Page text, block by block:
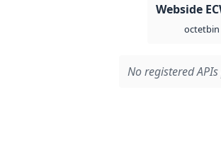
Webside
octetbin
No registered